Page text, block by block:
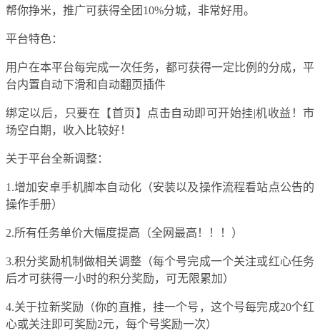
帮你挣米，推广可获得全团10%分城，非常好用。
平台特色：
用户在本平台每完成一次任务，都可获得一定比例的分成，平
台内置自动下滑和自动翻页插件
绑定以后，只要在【首页】点击自动即可开始挂|机收益！市
场空白期，收入比较好！
关于平台全新调整：
1.增加安卓手机脚本自动化（安装以及操作流程看站点公告的
操作手册）
2.所有任务单价大幅度提高（全网最高！！！）
3.积分奖励机制做相关调整（每个号完成一个关注或红心任务
后才可获得一小时的积分奖励，可无限累加）
4.关于拉新奖励（你的直推，挂一个号，这个号每完成20个红
心或关注即可奖励2元，每个号奖励一次）